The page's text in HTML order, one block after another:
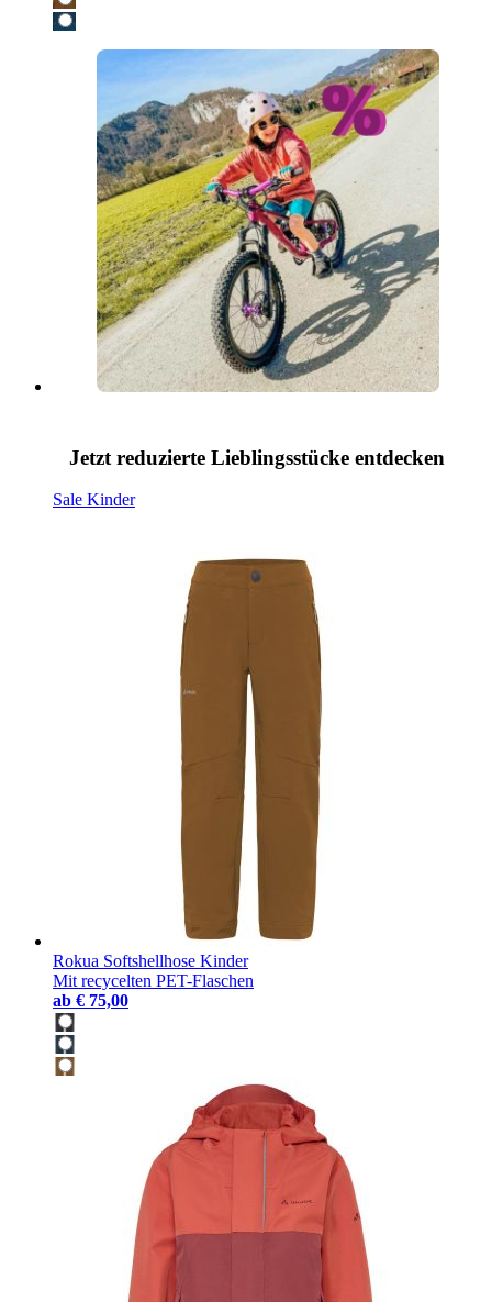
Jetzt reduzierte Lieblingsstücke entdecken
Sale Kinder
Rokua Softshellhose Kinder
Mit recycelten PET-Flaschen
ab € 75,00